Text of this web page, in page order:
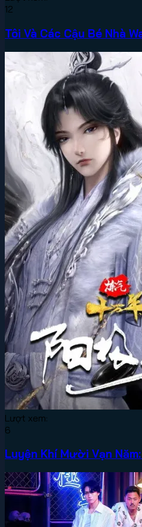
12
Tôi Và Các Cậu Bé Nhà
Lượt xem:
6
Luyện Khí Mười Vạn